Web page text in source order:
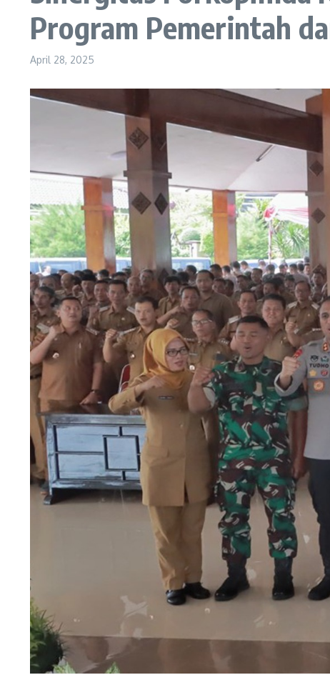
Program Pemerintah
April 28, 2025